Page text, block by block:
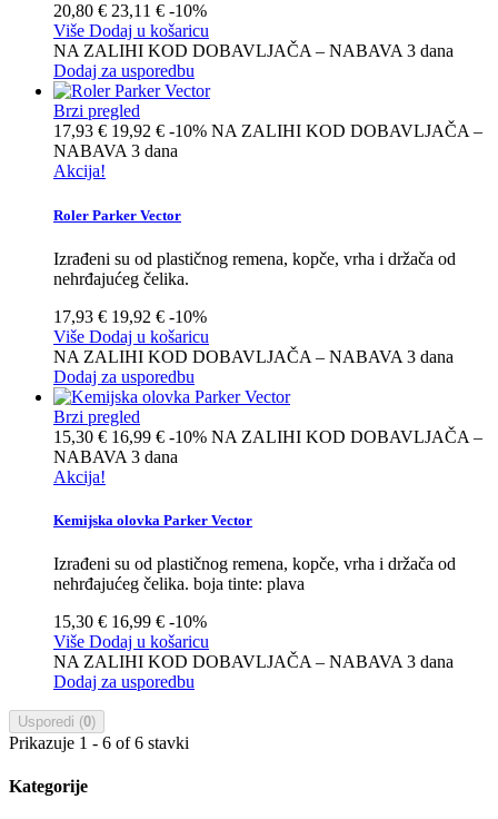
20,80 € 23,11 € -10%
Više Dodaj u košaricu
NA ZALIHI KOD DOBAVLJAČA – NABAVA 3 dana
Dodaj za usporedbu
Brzi pregled
17,93 € 19,92 € -10% NA ZALIHI KOD DOBAVLJAČA –
NABAVA 3 dana
Akcija!
Roler Parker Vector
Izrađeni su od plastičnog remena, kopče, vrha i držača od
nehrđajućeg čelika.
17,93 € 19,92 € -10%
Više Dodaj u košaricu
NA ZALIHI KOD DOBAVLJAČA – NABAVA 3 dana
Dodaj za usporedbu
Brzi pregled
15,30 € 16,99 € -10% NA ZALIHI KOD DOBAVLJAČA –
NABAVA 3 dana
Akcija!
Kemijska olovka Parker Vector
Izrađeni su od plastičnog remena, kopče, vrha i držača od
nehrđajućeg čelika. boja tinte: plava
15,30 € 16,99 € -10%
Više Dodaj u košaricu
NA ZALIHI KOD DOBAVLJAČA – NABAVA 3 dana
Dodaj za usporedbu
Usporedi (0)
Prikazuje 1 - 6 of 6 stavki
Kategorije